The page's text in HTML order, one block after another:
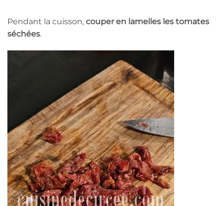
Pendant la cuisson, couper en lamelles les tomates
séchées.